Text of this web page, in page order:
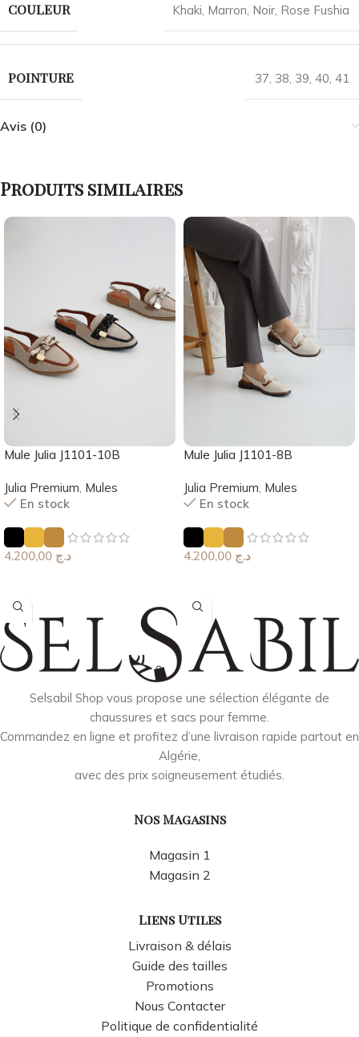
COULEUR Khaki, Marron, Noir, Rose Fushia
POINTURE 37, 38, 39, 40, 41
Avis (0)
Produits similaires
Mule Julia J1101-10B
Julia Premium Mules
En stock
د.ج
Mule Julia J1101-8B
Julia Premium Mules
En stock
د.ج
Selsabil Shop vous propose une sélection élégante de
chaussures et sacs pour femme.
Commandez en ligne et profitez d’une livraison rapide partout en
Algérie,
avec des prix soigneusement étudiés.
Nos Magasins
Magasin 1
Magasin 2
Liens Utiles
Livraison & délais
Guide des tailles
Promotions
Nous Contacter
Politique de confidentialité